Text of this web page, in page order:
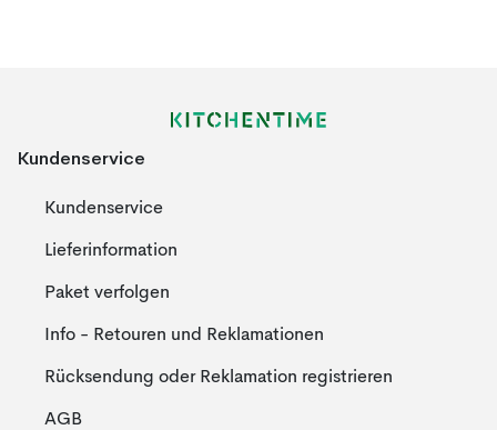
Kundenservice
Kundenservice
Lieferinformation
Paket verfolgen
Info - Retouren und Reklamationen
Rücksendung oder Reklamation registrieren
AGB